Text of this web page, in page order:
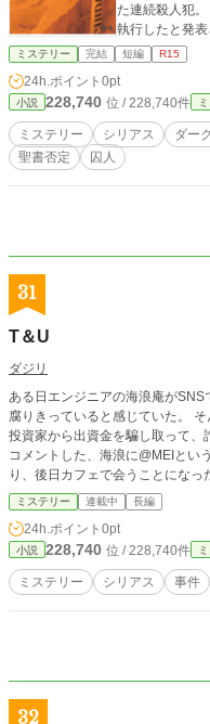
た連続殺人犯
執行したと発表
多くの女子供
博士。 己の信
連続殺人犯は
ていく。囚人で
は…？ ※この作品では残虐な表現があります。またキリスト
教や聖書を否
エブリスタ、ア
ミステリー 完結 短編 R15
24h.ポイント 0pt
小説 228,740 位 / 228,740件
ミステリー シリアス ダーク
聖書否定
囚人
31
T＆U
ダジリ
ある日エンジニアの海浪庵がSNS
腐りきっていると感じていた。 そんな中、海浪の会社の取引先の課長、久遠が
投資家から出資金を騙し取って、
コメントした、海浪に@MEIとい
り、後日カフェで会うことになった。 @MEIという男は詐欺師の久遠を騙
していた詐欺師、藤明冥であった
中の悪徳な詐欺師を根絶させるこ
るが、断られてしまう。 帰宅途
てしまったことを知る。 海浪が
取り返すは立証するのが難しいこ
が来て、後日また会うことになっ
ータセンターの出資話を聞くこ
と藤明が意気投合して、世の中
ミステリー 連載中 長編
24h.ポイント 0pt
小説 228,740 位 / 228,740件
ミステリー シリアス 事件
32